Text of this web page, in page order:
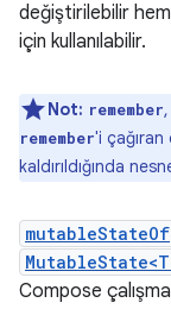
değiştirilebilir
için kullanılabilir.
Not: remember
remember'i
kaldırıldığında
mutableStateOf
Compose